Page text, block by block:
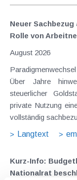
Neuer Sachbezug
Rolle von
August 2026
Über Jahre
steuerlicher
private Nutzung
vollständig
Langtext
Kurz-Info:
Nationalrat